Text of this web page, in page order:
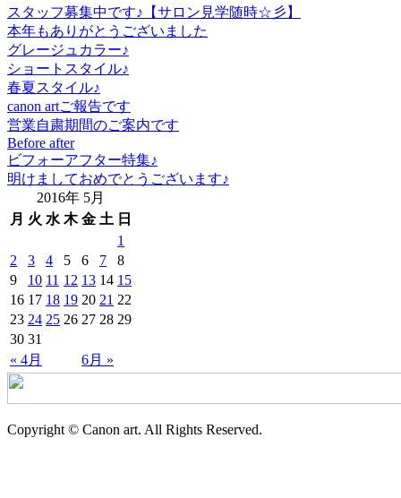
スタッフ募集中です♪【サロン見学随時☆彡】
本年もありがとうございました
グレージュカラー♪
ショートスタイル♪
春夏スタイル♪
canon artご報告です
営業自粛期間のご案内です
Before after
ビフォーアフター特集♪
明けましておめでとうございます♪
2016年 5月
月 火 水 木 金 土 日
« 4月 6月 »
1
2
3 4 5 6 7
8
9
10 11 12 13 14 15
16 17 18 19 20 21 22
23 24 25 26 27 28 29
30 31
Copyright © Canon art. All Rights Reserved.